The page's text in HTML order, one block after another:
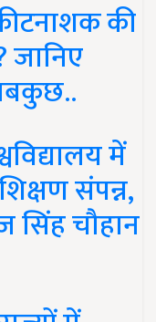
की
में
संपन्न,
सिंह चौहान